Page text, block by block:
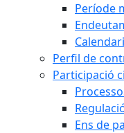
Període
Perfil de
Participació
Ens de